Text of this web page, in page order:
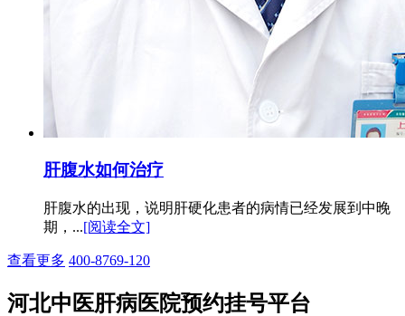
肝腹水如何治疗
肝腹水的出现，说明肝硬化患者的病情已经发展到中晚
期，...[阅读全文]
查看更多 400-8769-120
河北中医肝病医院预约挂号平台